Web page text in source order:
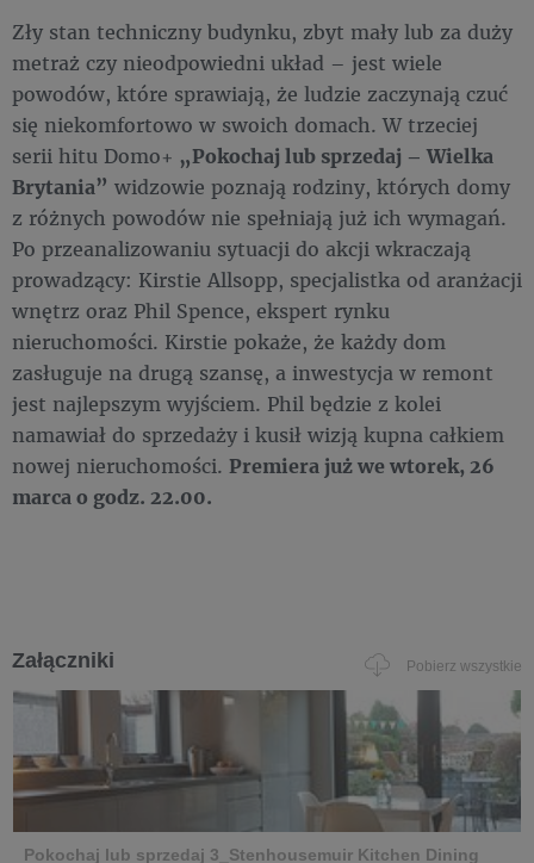
Zły stan techniczny budynku, zbyt mały lub za duży
metraż czy nieodpowiedni układ – jest wiele
powodów, które sprawiają, że ludzie zaczynają czuć
się niekomfortowo w swoich domach. W trzeciej
serii hitu Domo+ „Pokochaj lub sprzedaj – Wielka
Brytania” widzowie poznają rodziny, których domy
z różnych powodów nie spełniają już ich wymagań.
Po przeanalizowaniu sytuacji do akcji wkraczają
prowadzący: Kirstie Allsopp, specjalistka od aranżacji
wnętrz oraz Phil Spence, ekspert rynku
nieruchomości. Kirstie pokaże, że każdy dom
zasługuje na drugą szansę, a inwestycja w remont
jest najlepszym wyjściem. Phil będzie z kolei
namawiał do sprzedaży i kusił wizją kupna całkiem
nowej nieruchomości. Premiera już we wtorek, 26
marca o godz. 22.00.
Załączniki Pobierz wszystkie
Pokochaj lub sprzedaj 3_Stenhousemuir Kitchen Dining